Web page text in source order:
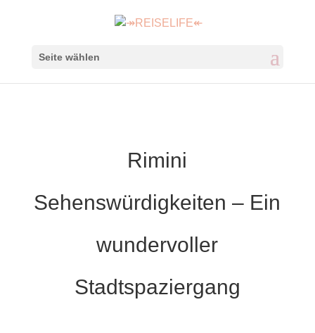
Seite wählen
Rimini
Sehenswürdigkeiten – Ein
wundervoller
Stadtspaziergang